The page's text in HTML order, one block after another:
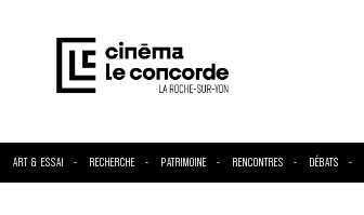
ART & ESSAI RECHERCHE PATRIMOINE RENCONTRES DÉBATS